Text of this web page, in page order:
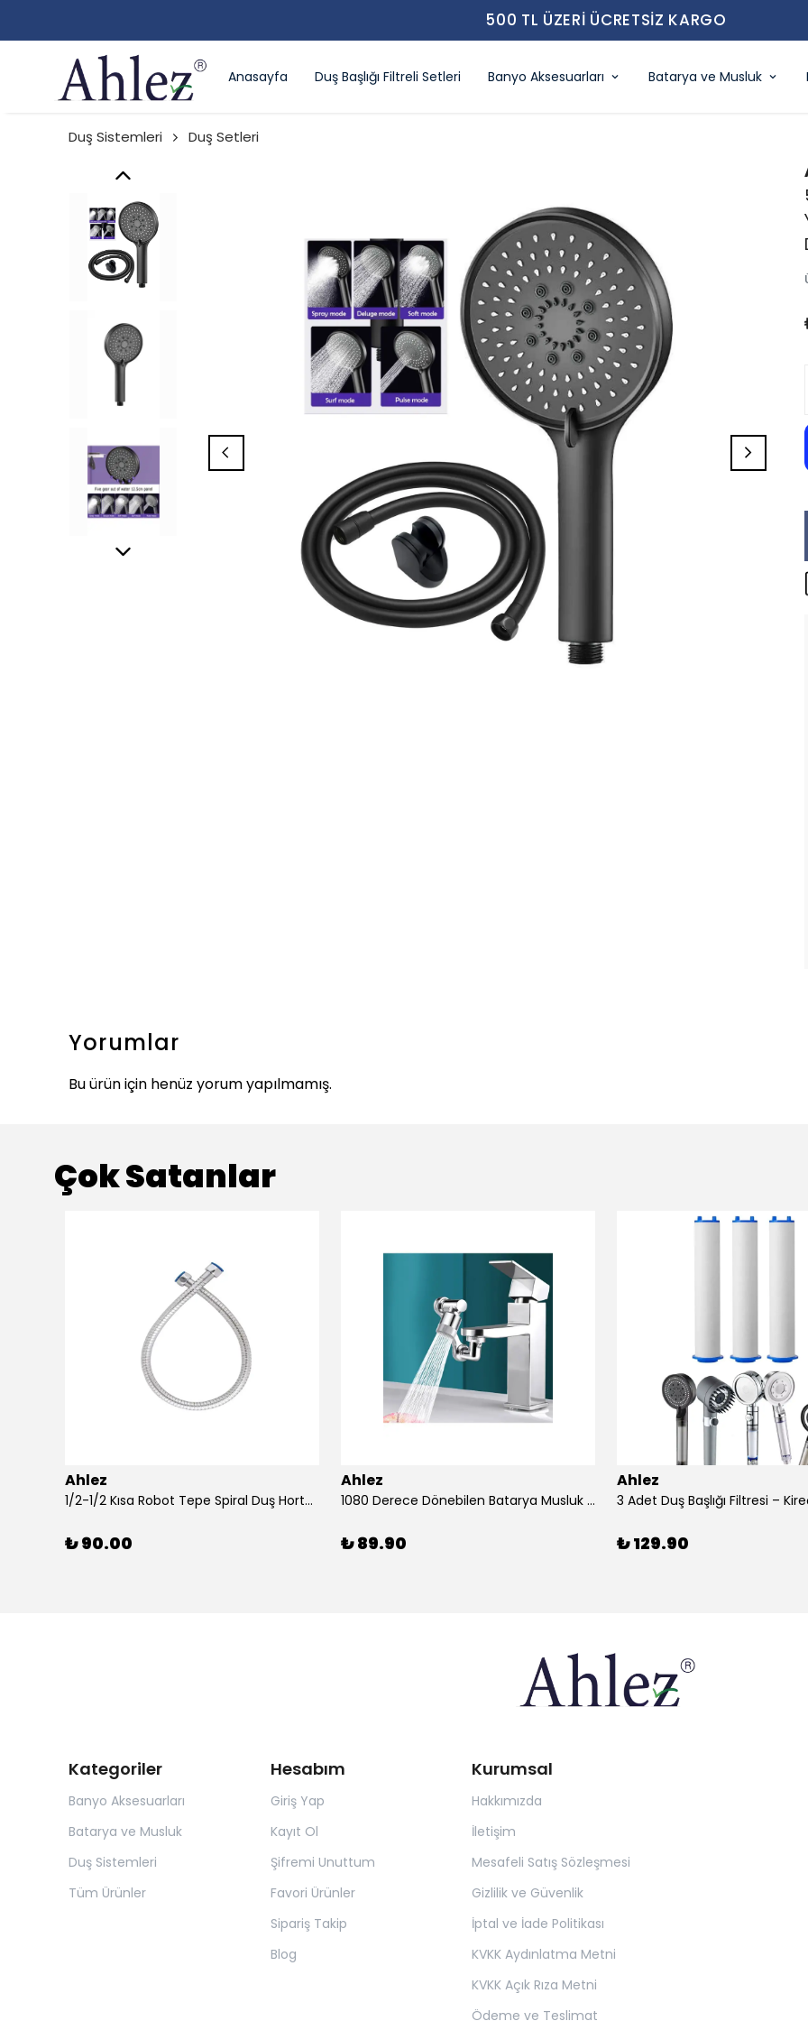
500 TL ÜZERI ÜCRETSIZ KARGO
Anasayfa Duş Başlığı Filtreli Setleri Banyo Aksesuarları Batarya ve Musluk
Duş Sistemleri Duş Setleri
Yorumlar
Bu ürün için henüz yorum yapılmamış.
Çok Satanlar
Ahlez
1/2-1/2 Kısa Robot Tepe Spiral Duş Hortumu 60cm
₺ 90.00
Ahlez
1080 Derece Dönebilen Batarya Musluk Başlığı Krom Batarya 2 Fonksiyonlu Musluk Başlığı
₺ 89.90
Ahlez
₺ 129.90
Kategoriler
Banyo Aksesuarları
Batarya ve Musluk
Duş Sistemleri
Tüm Ürünler
Hesabım
Giriş Yap
Kayıt Ol
Şifremi Unuttum
Favori Ürünler
Sipariş Takip
Blog
Kurumsal
Hakkımızda
İletişim
Mesafeli Satış Sözleşmesi
Gizlilik ve Güvenlik
İptal ve İade Politikası
KVKK Aydınlatma Metni
KVKK Açık Rıza Metni
Ödeme ve Teslimat